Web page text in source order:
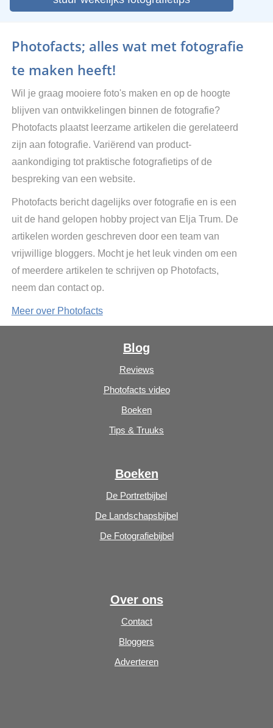
Photofacts; alles wat met fotografie
te maken heeft!
Wil je graag mooiere foto's maken en op de hoogte
blijven van ontwikkelingen binnen de fotografie?
Photofacts plaatst leerzame artikelen die gerelateerd
zijn aan fotografie. Variërend van product-
aankondiging tot praktische fotografietips of de
bespreking van een website.
Photofacts bericht dagelijks over fotografie en is een
uit de hand gelopen hobby project van Elja Trum. De
artikelen worden geschreven door een team van
vrijwillige bloggers. Mocht je het leuk vinden om een
of meerdere artikelen te schrijven op Photofacts,
neem dan contact op.
Meer over Photofacts
Blog
Reviews
Photofacts video
Boeken
Tips & Truuks
Boeken
De Portretbijbel
De Landschapsbijbel
De Fotografiebijbel
Over ons
Contact
Bloggers
Adverteren